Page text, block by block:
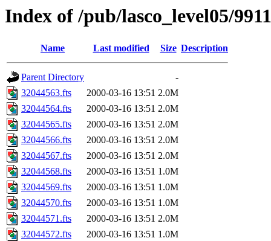
Index of /pub/lasco_level05/
Name Last modified Size Description
Parent Directory
-
32044563.fts
2000-03-16 13:51 2.0M
32044564.fts
2000-03-16 13:51 2.0M
32044565.fts
2000-03-16 13:51 2.0M
32044566.fts
2000-03-16 13:51 2.0M
32044567.fts
2000-03-16 13:51 2.0M
32044568.fts
2000-03-16 13:51 1.0M
32044569.fts
2000-03-16 13:51 1.0M
32044570.fts
2000-03-16 13:51 1.0M
32044571.fts
2000-03-16 13:51 2.0M
32044572.fts
2000-03-16 13:51 1.0M